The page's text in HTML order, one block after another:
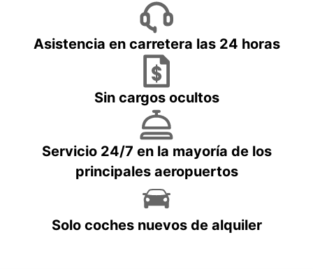
Asistencia en carretera las 24 horas
Sin cargos ocultos
Servicio 24/7 en la mayoría de los
principales aeropuertos
Solo coches nuevos de alquiler